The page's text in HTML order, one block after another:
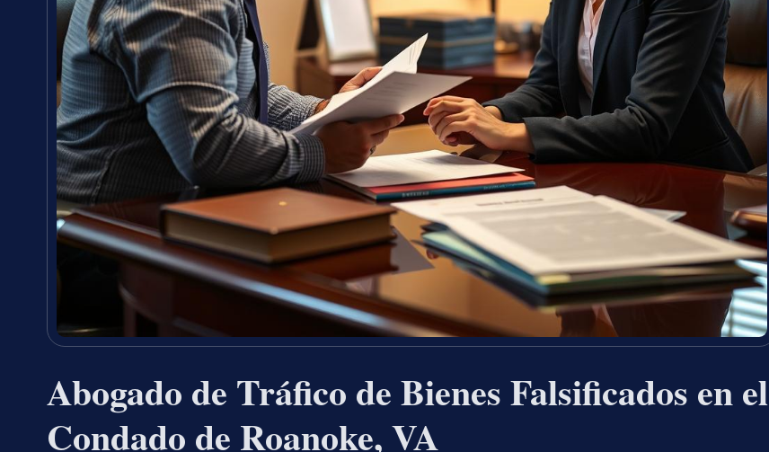
Abogado de Tráfico de Bienes Falsificados en el
Condado de Roanoke, VA